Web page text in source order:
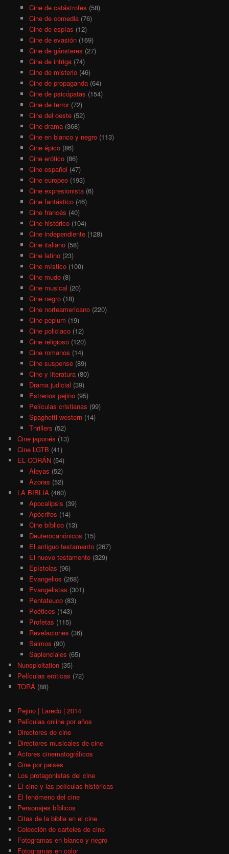
Cine de catástrofes (58)
Cine de comedia(76)
Cine de espías (12)
Cine de evasión(169)
Cine de gánsteres (27)
Cine de intriga(74)
Cine de misterio(46)
Cine de propaganda(64)
Cine de psicópatas (154)
Cine de terror(72)
Cine del oeste(52)
Cine drama(368)
Cine en blanco y negro(113)
Cine épico(86)
Cine erótico(86)
Cine español (47)
Cine europeo(193)
Cine expresionista(6)
Cine fantástico(46)
Cine francés (40)
Cine histórico(104)
Cine independiente(128)
Cine italiano(58)
Cine latino(23)
Cine místico(100)
Cine mudo(8)
Cine musical (20)
Cine negro(18)
Cine norteamericano(220)
Cine peplum (19)
Cine policiaco(12)
Cine religioso(120)
Cine romanos (14)
Cine suspense(89)
Cine y literatura(80)
Drama judicial (39)
Estrenos pejino(95)
Películas cristianas (99)
Spaghetti western(14)
Thrillers (52)
Cine japonés (13)
Cine LGTB (41)
EL CORÁN (54)
Aleyas (52)
Azoras (52)
LA BIBLIA (460)
Apocalipsis (39)
Apócrifos (14)
Cine bíblico(13)
Deuterocanónicos (15)
El antiguo testamento(267)
El nuevo testamento(329)
Epístolas (96)
Evangelios (268)
Evangelistas (301)
Pentateuco(83)
Poéticos (143)
Profetas (115)
Revelaciones (36)
Salmos (90)
Sapienciales (65)
Nunsploitation (35)
Películas eróticas (72)
TORÁ (88)
Pejino | Laredo | 2014
Películas online por años
Directores de cine
Directores musicales de cine
Actores cinematográficos
Cine por paises
Los protagonistas del cine
El cine y las películas históricas
El fenómeno del cine
Personajes bíblicos
Citas de la biblia en el cine
Colección de carteles de cine
Fotogramas en blanco y negro
Fotogramas en color